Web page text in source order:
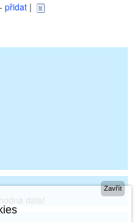
přidat |
data!
Zavřít